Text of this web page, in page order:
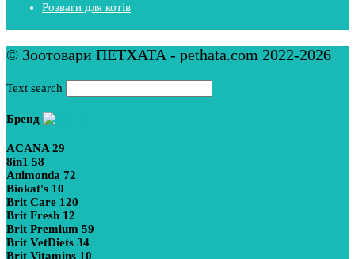
Розваги для котів
© Зоотовари ПЕТХАТА - pethata.com 2022-2026
Text search
Бренд
ACANA 29
8in1 58
Animonda 72
Biokat's 10
Brit Care 120
Brit Fresh 12
Brit Premium 59
Brit VetDiets 34
Brit Vitamins 10